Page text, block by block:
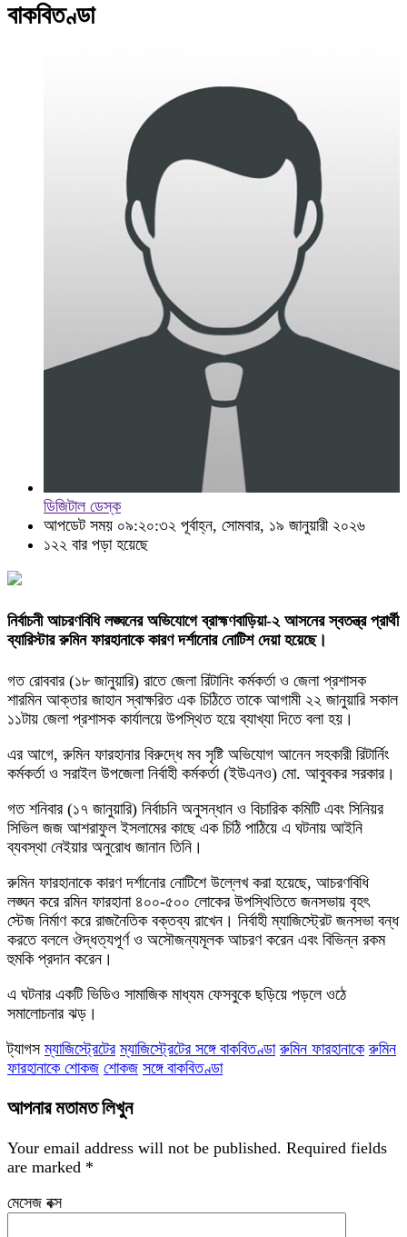
বাকবিতণ্ডা
ডিজিটাল ডেস্ক
আপডেট সময় ০৯:২০:৩২ পূর্বাহ্ন, সোমবার, ১৯ জানুয়ারী ২০২৬
১২২ বার পড়া হয়েছে
নির্বাচনী আচরণবিধি লঙ্ঘনের অভিযোগে ব্রাহ্মণবাড়িয়া-২ আসনের স্বতন্ত্র প্রার্থী
ব্যারিস্টার রুমিন ফারহানাকে কারণ দর্শানোর নোটিশ দেয়া হয়েছে।
গত রোববার (১৮ জানুয়ারি) রাতে জেলা রিটানিং কর্মকর্তা ও জেলা প্রশাসক
শারমিন আক্তার জাহান স্বাক্ষরিত এক চিঠিতে তাকে আগামী ২২ জানুয়ারি সকাল
১১টায় জেলা প্রশাসক কার্যালয়ে উপস্থিত হয়ে ব্যাখ্যা দিতে বলা হয়।
এর আগে, রুমিন ফারহানার বিরুদ্ধে মব সৃষ্টি অভিযোগ আনেন সহকারী রিটার্নিং
কর্মকর্তা ও সরাইল উপজেলা নির্বাহী কর্মকর্তা (ইউএনও) মো. আবুবকর সরকার।
গত শনিবার (১৭ জানুয়ারি) নির্বাচনি অনুসন্ধান ও বিচারিক কমিটি এবং সিনিয়র
সিভিল জজ আশরাফুল ইসলামের কাছে এক চিঠি পাঠিয়ে এ ঘটনায় আইনি
ব্যবস্থা নেইয়ার অনুরোধ জানান তিনি।
রুমিন ফারহানাকে কারণ দর্শানোর নোটিশে উল্লেখ করা হয়েছে, আচরণবিধি
লঙ্ঘন করে রমিন ফারহানা ৪০০-৫০০ লোকের উপস্থিতিতে জনসভায় বৃহৎ
স্টেজ নির্মাণ করে রাজনৈতিক বক্তব্য রাখেন। নির্বাহী ম্যাজিস্ট্রেট জনসভা বন্ধ
করতে বললে ঔদ্ধত্যপূর্ণ ও অসৌজন্যমূলক আচরণ করেন এবং বিভিন্ন রকম
হুমকি প্রদান করেন।
এ ঘটনার একটি ভিডিও সামাজিক মাধ্যম ফেসবুকে ছড়িয়ে পড়লে ওঠে
সমালোচনার ঝড়।
ট্যাগসম্যাজিস্ট্রেটের ম্যাজিস্ট্রেটের সঙ্গে বাকবিতণ্ডা রুমিন ফারহানাকে রুমিন
ফারহানাকে শোকজ শোকজ সঙ্গে বাকবিতণ্ডা
আপনার মতামত লিখুন
Your email address will not be published. Required fields
are marked *
মেসেজ বক্স